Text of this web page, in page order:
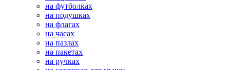
на футболках
на подушках
на флагах
на часах
на пазлах
на пакетах
на ручках